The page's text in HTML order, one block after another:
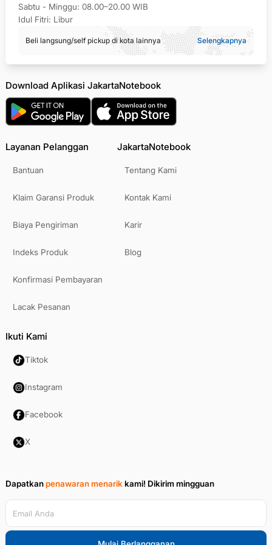
Sabtu - Minggu: 08.00–20.00 WIB
Idul Fitri: Libur
Beli langsung/self pickup di kota lainnya Selengkapnya
Download Aplikasi JakartaNotebook
Layanan Pelanggan
Bantuan
Klaim Garansi Produk
Biaya Pengiriman
Indeks Produk
Konfirmasi Pembayaran
Lacak Pesanan
JakartaNotebook
Tentang Kami
Kontak Kami
Karir
Blog
Ikuti Kami
Tiktok
Instagram
Facebook
X
Dapatkanpenawaran menarikkami! Dikirim mingguan
Email Anda